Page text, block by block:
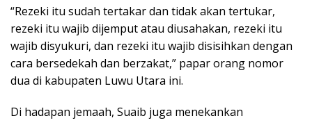
“Rezeki itu sudah tertakar dan tidak akan tertukar,
rezeki itu wajib dijemput atau diusahakan, rezeki itu
wajib disyukuri, dan rezeki itu wajib disisihkan dengan
cara bersedekah dan berzakat,” papar orang nomor
dua di kabupaten Luwu Utara ini.
Di hadapan jemaah, Suaib juga menekankan